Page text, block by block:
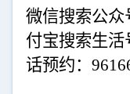
微信搜索公众
付宝搜索生活
话预约：